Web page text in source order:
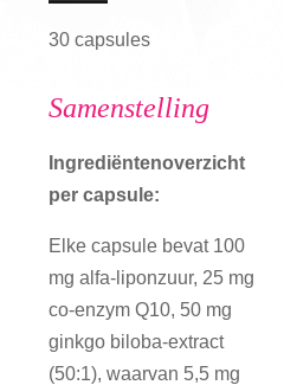
30 capsules
Samenstelling
Ingrediëntenoverzicht
per capsule:
Elke capsule bevat 100
mg alfa-liponzuur, 25 mg
co-enzym Q10, 50 mg
ginkgo biloba-extract
(50:1), waarvan 5,5 mg